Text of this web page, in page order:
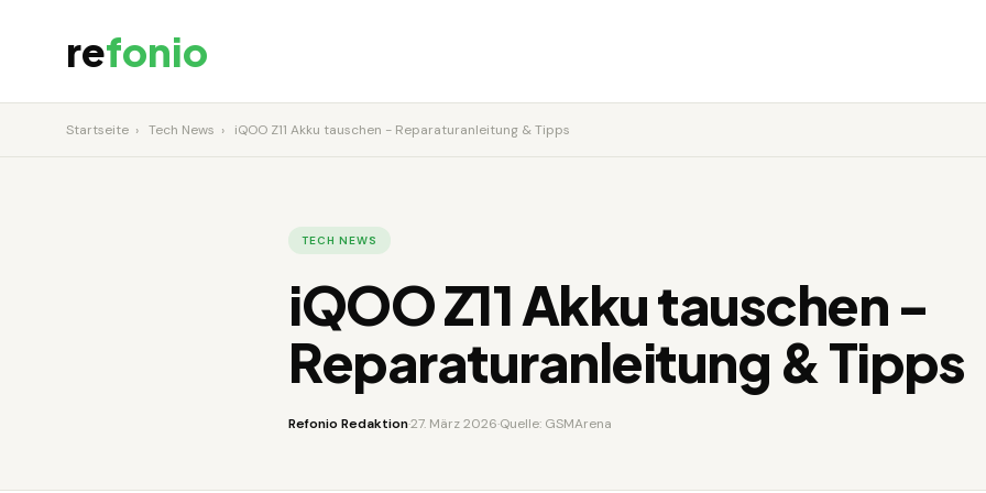
refonio
Startseite › Tech News › iQOO Z11 Akku tauschen - Reparaturanleitung & Tipps
TECH NEWS
iQOO Z11 Akku tauschen -
Reparaturanleitung & Tipps
Refonio Redaktion·27. März 2026·Quelle: GSMArena